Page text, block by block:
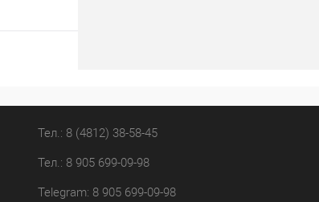
К сравнению
В наличииТел.: 8 (4812) 38-58-45
Тел.: 8 905 699-09-98
Telegram: 8 905 699-09-98